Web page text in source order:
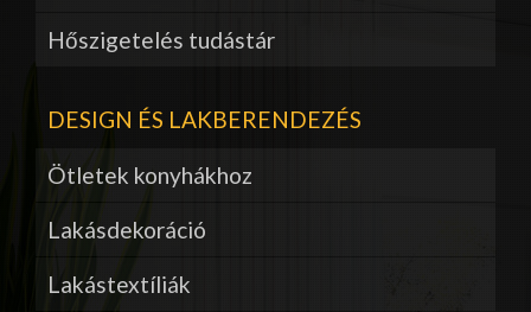
Hőszigetelés tudástár
DESIGN ÉS LAKBERENDEZÉS
Ötletek konyhákhoz
Lakásdekoráció
Lakástextíliák